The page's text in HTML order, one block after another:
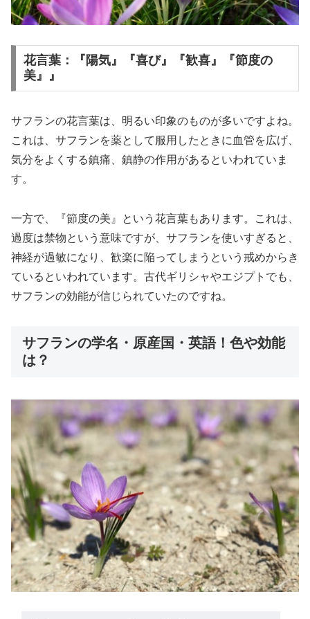
花言葉：『陽気』『喜び』『歓喜』『節度の
美』』
サフランの花言葉は、明るい印象のものが多いですよね。
これは、サフランを薬として服用したときに血管を広げ、
気分をよくする鎮痛、鎮静の作用があるといわれていま
す。
一方で、『節度の美』という花言葉もあります。これは、
過度は禁物という意味ですが、サフランを使いすぎると、
神経が過敏になり、歓楽に陥ってしまうという戒めからき
ているといわれています。古代ギリシャやエジプトでも、
サフランの効能が信じられていたのですね。
サフランの学名・原産国・英語！色や効能
は？